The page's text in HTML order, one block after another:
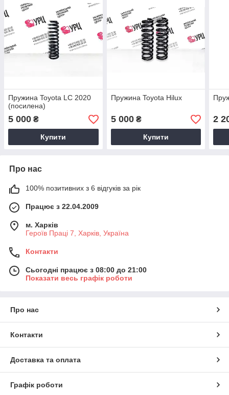
Пружина Toyota LC 2020
(посилена)
5 000 ₴
Купити
Пружина Toyota Hilux
5 000₴
Купити
2
Про нас
100% позитивних з 6 відгуків за рік
Працює з 22.04.2009
м. Харків
Героїв Праці 7, Харків, Україна
Контакти
Сьогодні працює з 08:00 до 21:00
Показати весь графік роботи
Про нас
Контакти
Доставка та оплата
Графік роботи